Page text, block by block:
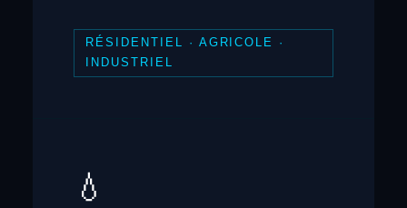
RÉSIDENTIEL · AGRICOLE ·
INDUSTRIEL
💧